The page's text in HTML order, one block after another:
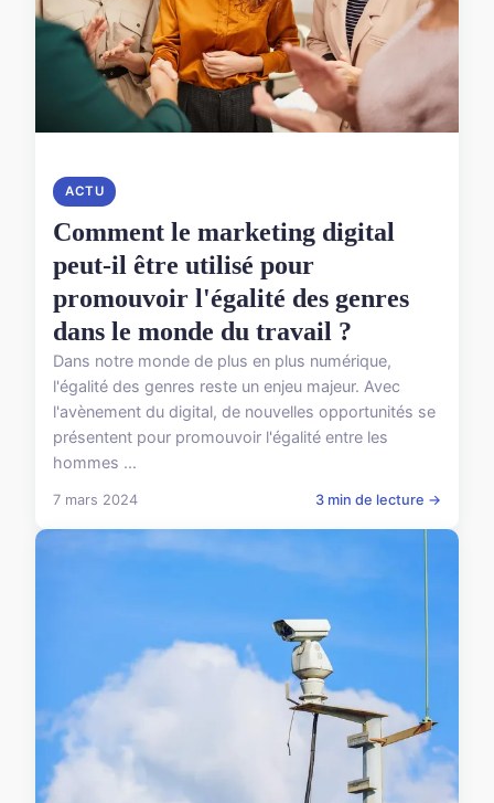
ACTU
Comment le marketing digital
peut-il être utilisé pour
promouvoir l'égalité des genres
dans le monde du travail ?
Dans notre monde de plus en plus numérique,
l'égalité des genres reste un enjeu majeur. Avec
l'avènement du digital, de nouvelles opportunités se
présentent pour promouvoir l'égalité entre les
hommes ...
7 mars 2024 3 min de lecture →